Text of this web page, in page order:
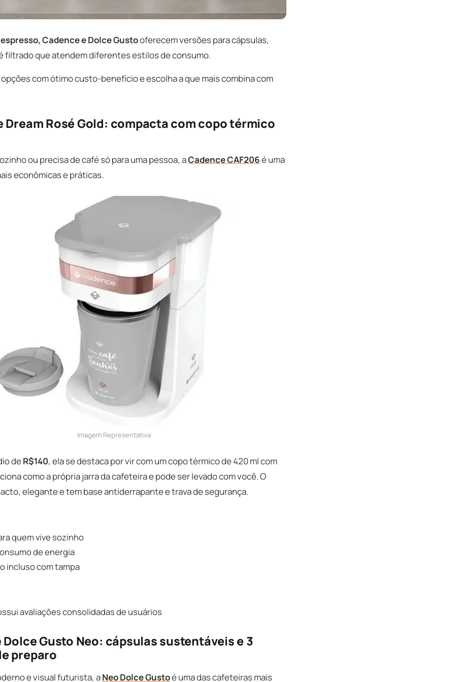
Cadence e Dolce Gustooferecem versões para cápsulas,
filtrado que atendem diferentes estilos de consumo.
com ótimo custo-benefício e escolha a que mais combina com
Dream Rosé Gold: compacta com copo térmico
ou precisa de café só para uma pessoa, aCadence CAF206é uma
econômicas e práticas.
Imagem Representativa
deR$140, ela se destaca por vir com um copo térmico de 420 ml com
como a própria jarra da cafeteira e pode ser levado com você. O
elegante e tem base antiderrapante e trava de segurança.
quem vive sozinho
de energia
incluso com tampa
avaliações consolidadas de usuários
Dolce Gusto Neo: cápsulas sustentáveis e 3
preparo
e visual futurista, aNeo Dolce Gustoé uma das cafeteiras mais